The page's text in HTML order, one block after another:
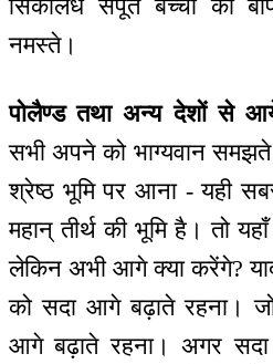
सिकीलधे सपूत बच्चों को
नमस्ते।
पोलैण्ड तथा अन्य देशों से
सभी अपने को भाग्यवान समझते
श्रेष्ठ भूमि पर आना - यही
महान् तीर्थ की भूमि है। तो
लेकिन अभी आगे क्या करेंगे?
को सदा आगे बढ़ाते रहना।
आगे बढ़ाते रहना। अगर